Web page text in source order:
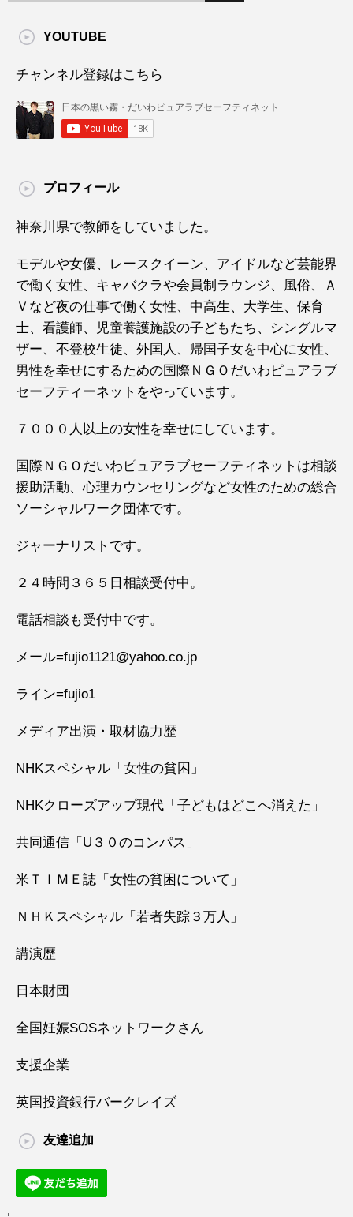
YOUTUBE
チャンネル登録はこちら
プロフィール
神奈川県で教師をしていました。
モデルや女優、レースクイーン、アイドルなど芸能界
で働く女性、キャバクラや会員制ラウンジ、風俗、Ａ
Ｖなど夜の仕事で働く女性、中高生、大学生、保育
士、看護師、児童養護施設の子どもたち、シングルマ
ザー、不登校生徒、外国人、帰国子女を中心に女性、
男性を幸せにするための国際ＮＧＯだいわピュアラブ
セーフティーネットをやっています。
７０００人以上の女性を幸せにしています。
国際ＮＧＯだいわピュアラブセーフティネットは相談
援助活動、心理カウンセリングなど女性のための総合
ソーシャルワーク団体です。
ジャーナリストです。
２４時間３６５日相談受付中。
電話相談も受付中です。
メール=fujio1121@yahoo.co.jp
ライン=fujio1
メディア出演・取材協力歴
NHKスペシャル「女性の貧困」
NHKクローズアップ現代「子どもはどこへ消えた」
共同通信「U３０のコンパス」
米ＴＩＭＥ誌「女性の貧困について」
ＮＨＫスペシャル「若者失踪３万人」
講演歴
日本財団
全国妊娠SOSネットワークさん
支援企業
英国投資銀行バークレイズ
友達追加